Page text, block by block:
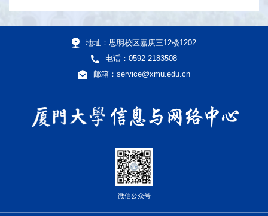
地址：思明校区嘉庚三12楼1202
电话：0592-2183508
邮箱：service@xmu.edu.cn
微信公众号